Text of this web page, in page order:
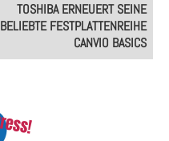
TOSHIBA ERNEUERT SEINE
BELIEBTE FESTPLATTENREIHE
CANVIO BASICS